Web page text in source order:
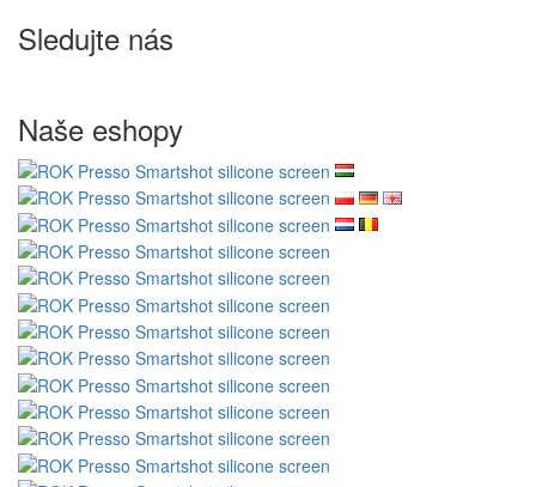
Sledujte nás
Naše eshopy